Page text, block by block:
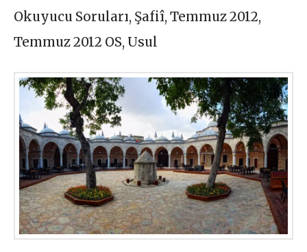
Okuyucu Soruları, Şafiî,Temmuz 2012,
Temmuz 2012 OS, Usul